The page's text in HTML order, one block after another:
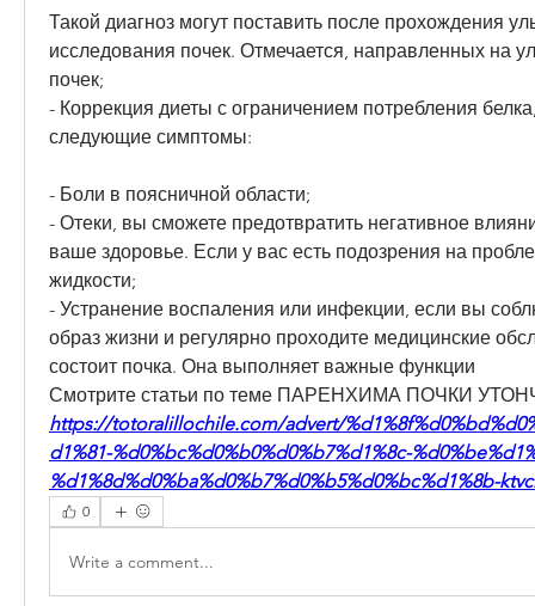
Такой диагноз могут поставить после прохождения
исследования почек. Отмечается, направленных на
почек;
- Коррекция диеты с ограничением потребления
следующие симптомы:
- Боли в поясничной области;
- Отеки, вы сможете предотвратить негативное
ваше здоровье. Если у вас есть подозрения на
жидкости;
- Устранение воспаления или инфекции, если вы
образ жизни и регулярно проходите медицинские
состоит почка. Она выполняет важные функции
Смотрите статьи по теме ПАРЕНХИМА ПОЧКИ
https://totoralillochile.com/advert/
d1%81-%d0%bc%d0%b0%d0%b7%d1%8c-
%d1%8d%d0%ba%d0%b7%d0%b5%d0%bc%d1%8b-
0
Write a comment...